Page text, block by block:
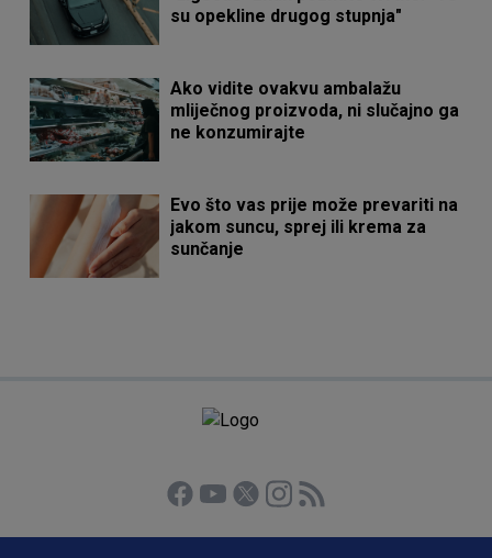
su opekline drugog stupnja"
Ako vidite ovakvu ambalažu
mliječnog proizvoda, ni slučajno ga
ne konzumirajte
Evo što vas prije može prevariti na
jakom suncu, sprej ili krema za
sunčanje